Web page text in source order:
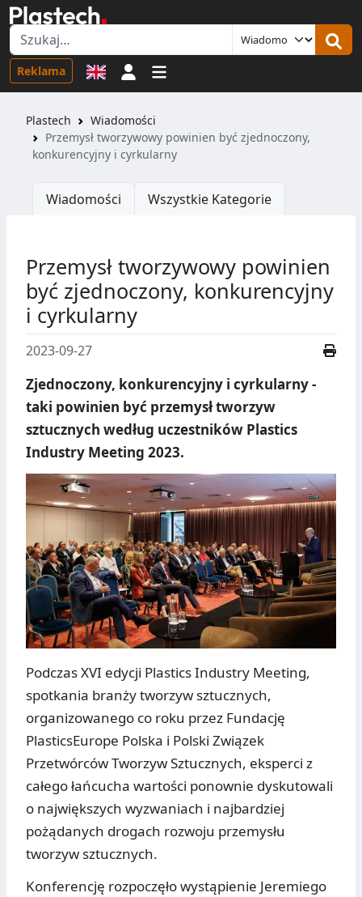
Reklama Logowanie
Plastech
Wiadomości
Przemysł tworzywowy powinien być zjednoczony,
konkurencyjny i cyrkularny
Wiadomości Wszystkie Kategorie
Przemysł tworzywowy powinien
być zjednoczony, konkurencyjny
i cyrkularny
2023-09-27
Zjednoczony, konkurencyjny i cyrkularny -
taki powinien być przemysł tworzyw
sztucznych według uczestników Plastics
Industry Meeting 2023.
Podczas XVI edycji Plastics Industry Meeting,
spotkania branży tworzyw sztucznych,
organizowanego co roku przez Fundację
PlasticsEurope Polska i Polski Związek
Przetwórców Tworzyw Sztucznych, eksperci z
całego łańcucha wartości ponownie dyskutowali
o największych wyzwaniach i najbardziej
pożądanych drogach rozwoju przemysłu
tworzyw sztucznych.
Konferencję rozpoczęło wystąpienie Jeremiego